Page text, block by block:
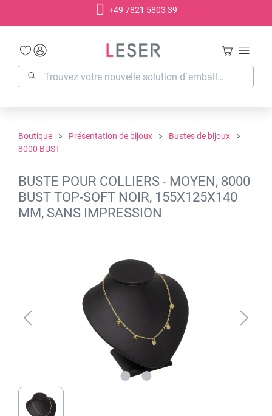
+49 7821 5803 39
Boutique Présentation de bijoux
Bustes de bijoux
8000 BUST
BUSTE POUR COLLIERS - MOYEN, 8000
BUST TOP-SOFT NOIR, 155X125X140
MM, SANS IMPRESSION